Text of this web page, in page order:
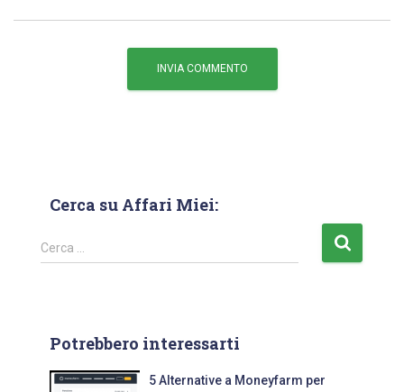
Cerca su Affari Miei:
Cerca …
Potrebbero interessarti
5 Alternative a Moneyfarm per